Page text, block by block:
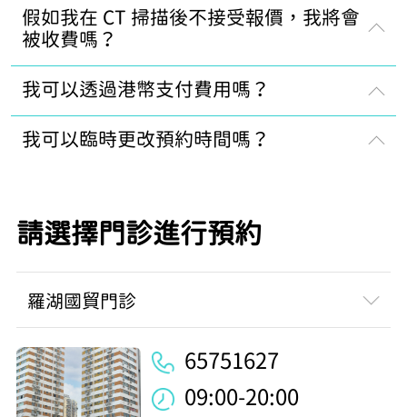
假如我在 CT 掃描後不接受報價，我將會
被收費嗎？
我可以透過港幣支付費用嗎？
我可以臨時更改預約時間嗎？
請選擇門診進行預約
羅湖國貿門診
65751627
09:00-20:00